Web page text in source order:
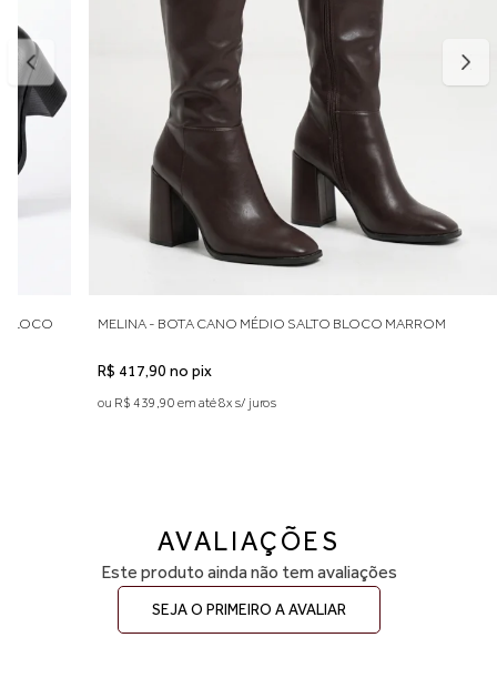
34 — aproximadamente 22,6 cm
35 — aproximadamente 23,3 cm
36 — aproximadamente 24,0 cm
37 — aproximadamente 24,6 cm
38 — aproximadamente 25,3 cm
39 — aproximadamente 26,0 cm
Indicamos medir o comprimento do pé para escolher o tamanho
ideal. Considere aproximadamente 0,5 cm de folga para maior
conforto no uso diário. Caso esteja entre duas numerações,
recomendamos optar pelo número maior. A primeira troca é grátis.
BLOCO MELINA - BOTA CANO MÉDIO SALTO BLOCO MARROM
R$ 417,90 no pix
ou R$ 439,90 em até 8x s/ juros
AVALIAÇÕES
Este produto ainda não tem avaliações
SEJA O PRIMEIRO A AVALIAR